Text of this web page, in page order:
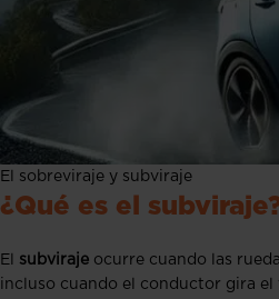
El sobreviraje y subviraje
¿Qué es el
El subviraje ocurre cuando las
incluso cuando el conductor gira el